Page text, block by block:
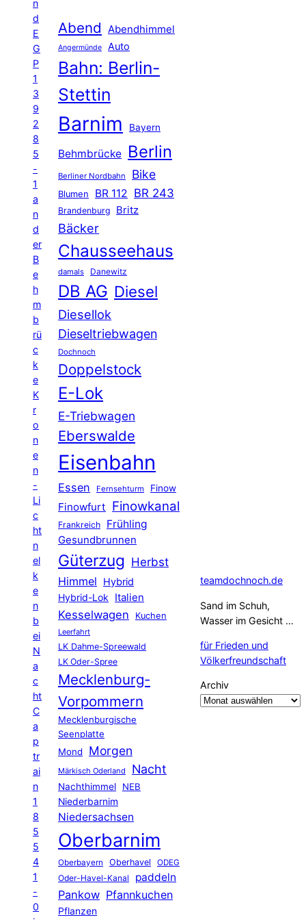
n
d
E
G
P
1
3
9
2
8
5
-
1
a
n
d
er
B
e
h
m
b
rü
c
k
e
K
r
o
n
e
n
-
Li
c
ht
n
el
k
e
n
b
ei
N
a
c
ht
C
a
p
tr
ai
n
1
8
5
5
4
1
-
0
Abend Abendhimmel
Angermünde Auto
Bahn: Berlin-
Stettin
Barnim Bayern
Behmbrücke Berlin
Berliner Nordbahn Bike
Blumen BR 112 BR 243
Brandenburg Britz
Bäcker
Chausseehaus
damals Danewitz
DB AG Diesel
Diesellok
Dieseltriebwagen
Dochnoch
Doppelstock
E-Lok
E-Triebwagen
Eberswalde
Eisenbahn
Essen Fernsehturm Finow
Finowfurt Finowkanal
Frankreich Frühling
Gesundbrunnen
Güterzug Herbst
Himmel
Hybrid
Hybrid-Lok Italien
Kesselwagen Kuchen
Leerfahrt
LK Dahme-Spreewald
LK Oder-Spree
Mecklenburg-
Vorpommern
Mecklenburgische
Seenplatte
Mond
Morgen
Märkisch Oderland Nacht
Nachthimmel
NEB
Niederbarnim
Niedersachsen
Oberbarnim
Oberbayern Oberhavel ODEG
Oder-Havel-Kanal paddeln
Pankow Pfannkuchen
Pflanzen
teamdochnoch.de
Sand im Schuh,
Wasser im Gesicht …
für Frieden und
Völkerfreundschaft
Archiv